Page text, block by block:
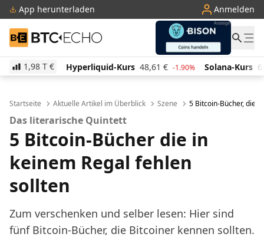
App herunterladen Anmelden
BTC-ECHO
1,98 T €
Hyperliquid-Kurs 48,61 € -1.90% Solana-Kurs 62,89 € -1.80%
Startseite Aktuelle Artikel im Überblick Szene 5 Bitcoin-Bücher, die
Das literarische Quintett
5 Bitcoin-Bücher die in
keinem Regal fehlen
sollten
Zum verschenken und selber lesen: Hier sind
fünf Bitcoin-Bücher, die Bitcoiner kennen sollten.